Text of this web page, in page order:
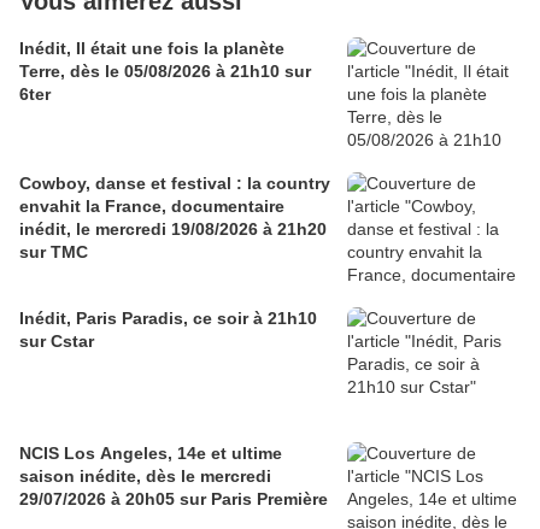
Inédit, Il était une fois la planète
Terre, dès le 05/08/2026 à 21h10 sur
6ter
Cowboy, danse et festival : la country
envahit la France, documentaire
inédit, le mercredi 19/08/2026 à 21h20
sur TMC
Inédit, Paris Paradis, ce soir à 21h10
sur Cstar
NCIS Los Angeles, 14e et ultime
saison inédite, dès le mercredi
29/07/2026 à 20h05 sur Paris Première